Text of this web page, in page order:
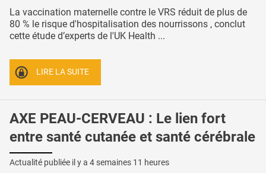
La vaccination maternelle contre le VRS réduit de plus de
80 % le risque d'hospitalisation des nourrissons , conclut
cette étude d’experts de l'UK Health ...
LIRE LA SUITE
AXE PEAU-CERVEAU : Le lien fort
entre santé cutanée et santé cérébrale
Actualité publiée il y a 4 semaines 11 heures